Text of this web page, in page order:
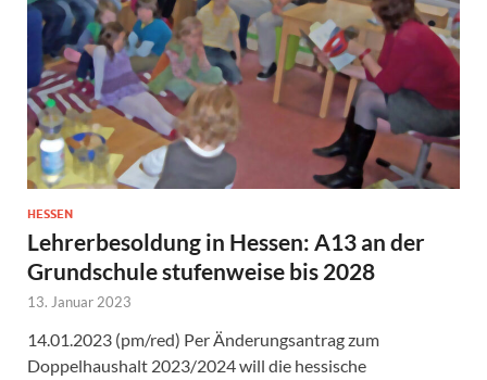
HESSEN
Lehrerbesoldung in Hessen: A13 an der
Grundschule stufenweise bis 2028
13. Januar 2023
14.01.2023 (pm/red) Per Änderungsantrag zum
Doppelhaushalt 2023/2024 will die hessische